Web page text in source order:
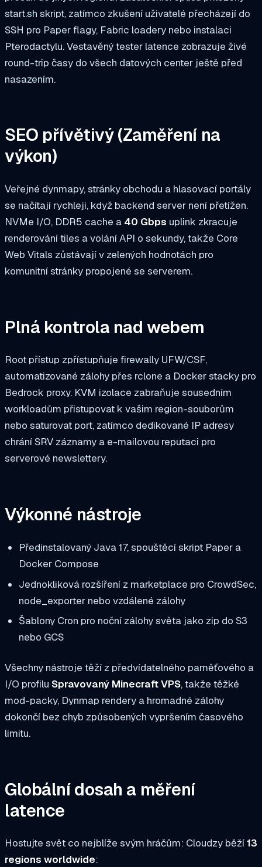
start.sh skript, zatímco zkušení uživatelé přecházejí do
SSH pro Paper flagy, Fabric loadery nebo instalaci
Pterodactylu. Vestavěný tester latence zobrazuje živé
round-trip časy do všech datových center ještě před
nasazením.
SEO přívětivý(Zaměření na
výkon)
Veřejné dynmapy, stránky obchodu a hlasovací portály
se načítají rychleji, když backend server není přetížen.
NVMe I/O, DDR5 cache a 40 Gbps uplink zkracuje
renderování tiles a volání API o sekundy, takže Core
Web Vitals zůstávají v zelených hodnotách pro
komunitní stránky propojené se serverem.
Plná kontrola nad webem
Root přístup zpřístupňuje firewally UFW/CSF,
automatizované zálohy přes rclone a Docker stacky pro
Bedrock proxy. KVM izolace zabraňuje sousedním
workloadům přistupovat k vašim region-souborům
nebo saturovat port, zatímco dedikované IP adresy
chrání SRV záznamy a e-mailovou reputaci pro
serverové newslettery.
Výkonné nástroje
Předinstalovaný Java 17, spouštěcí skript Paper a
Docker Compose
Jednokliková rozšíření z marketplace pro CrowdSec,
node_exporter nebo vzdálené zálohy
Šablony Cron pro noční zálohy světa jako zip do S3
nebo GCS
Všechny nástroje těží z předvídatelného paměťového a
I/O profilu Spravovaný Minecraft VPS, takže těžké
mod-packy, Dynmap rendery a hromadné zálohy
dokončí bez chyb způsobených vypršením časového
limitu.
Globální dosah a měření
latence
Hostujte svět co nejblíže svým hráčům: Cloudzy běží13
regions worldwide: